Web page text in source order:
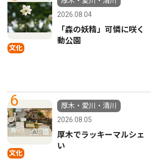
文化
2026.08.04
「森の妖精」可憐に咲
動公園
6
文化
厚木・愛川・清川
2026.08.05
厚木でラッキーマルシェ
い